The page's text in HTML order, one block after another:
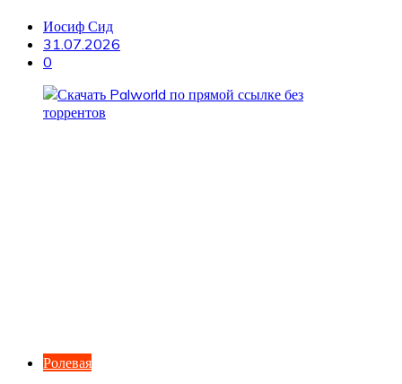
Иосиф Сид
31.07.2026
0
Ролевая